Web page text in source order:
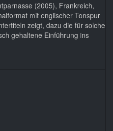
(2005), Frankreich,
mit englischer Tonspur
zeigt, dazu die für solche
gehaltene Einführung ins